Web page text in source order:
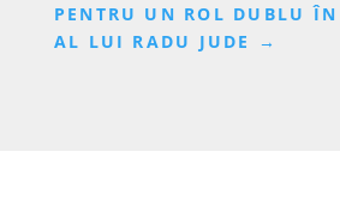
PENTRU UN ROL DUBLU
AL LUI RADU JUDE
→